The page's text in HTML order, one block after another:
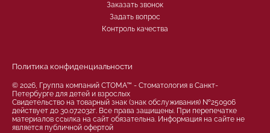
Заказать звонок
Задать вопрос
Контроль качества
Политика конфиденциальности
© 2026, Группа компаний СТОМА™ - Стоматология в Санкт-
Петербурге для детей и взрослых
Свидетельство на товарный знак (знак обслуживания) №250906
действует до 30.07.2032г. Все права защищены. При перепечатке
материалов ссылка на сайт обязательна. Информация на сайте не
является публичной офертой